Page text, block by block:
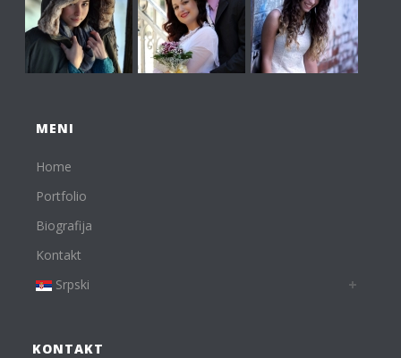
MENI
Home
Portfolio
Biografija
Kontakt
Srpski
KONTAKT